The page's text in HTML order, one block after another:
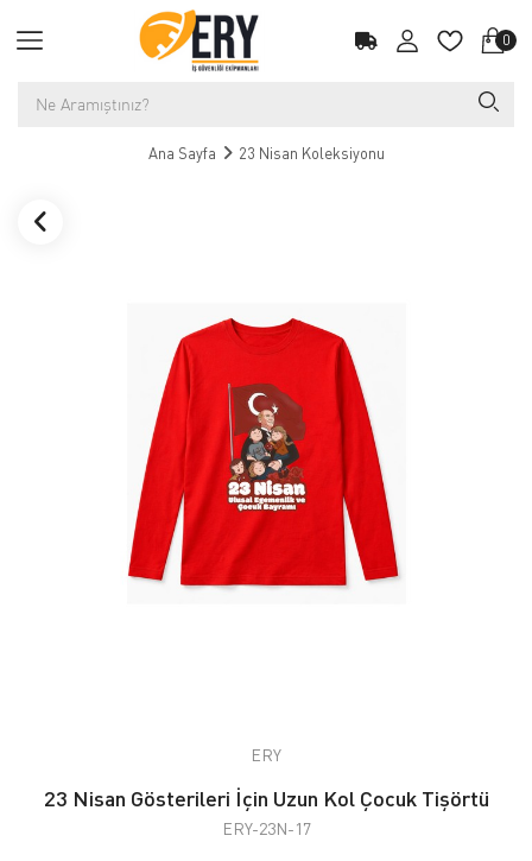
0
Ana Sayfa 23 Nisan Koleksiyonu
ERY
23 Nisan Gösterileri İçin Uzun Kol Çocuk Tişörtü
ERY-23N-17